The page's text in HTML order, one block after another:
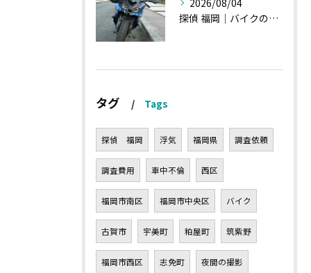
探偵 福岡｜バイクの新旧交代、浮気調査における内偵型調査
タグ Tags
探偵 福岡 浮気 福岡県 調査依頼
調査費用 車中不倫 西区
福岡市南区 福岡市中央区 バイク
古賀市 宇美町 粕屋町 筑紫野
福岡市西区 志免町 夜間の撮影